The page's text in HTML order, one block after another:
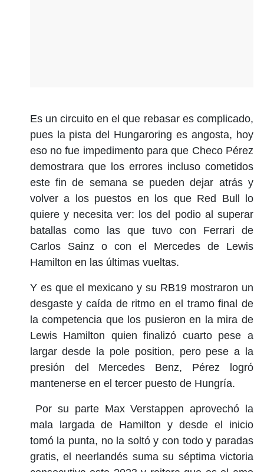
Es un circuito en el que rebasar es complicado,
pues la pista del Hungaroring es angosta, hoy
eso no fue impedimento para que Checo Pérez
demostrara que los errores incluso cometidos
este fin de semana se pueden dejar atrás y
volver a los puestos en los que Red Bull lo
quiere y necesita ver: los del podio al superar
batallas como las que tuvo con Ferrari de
Carlos Sainz o con el Mercedes de Lewis
Hamilton en las últimas vueltas.
Y es que el mexicano y su RB19 mostraron un
desgaste y caída de ritmo en el tramo final de
la competencia que los pusieron en la mira de
Lewis Hamilton quien finalizó cuarto pese a
largar desde la pole position, pero pese a la
presión del Mercedes Benz, Pérez logró
mantenerse en el tercer puesto de Hungría.
Por su parte Max Verstappen aprovechó la
mala largada de Hamilton y desde el inicio
tomó la punta, no la soltó y con todo y paradas
gratis, el neerlandés suma su séptima victoria